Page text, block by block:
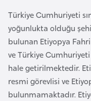
Türkiye Cumhuriyeti
yoğunlukta olduğu
bulunan Etiyopya
ve Türkiye
hale getirilmektedir.
resmi görevlisi ve
bulunmamaktadır.
b
a
y
c
a
n